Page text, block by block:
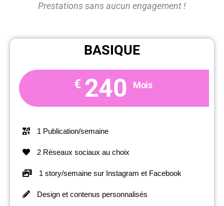
Prestations sans aucun engagement !
BASIQUE
€ 240 Mois
1 Publication/semaine
2 Réseaux sociaux au choix
1 story/semaine sur Instagram et Facebook
Design et contenus personnalisés